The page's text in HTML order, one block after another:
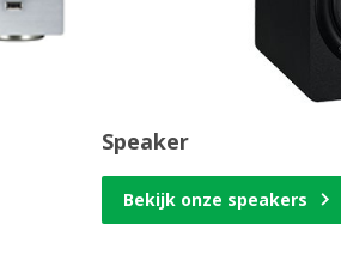
Speaker
Bekijk onze speakers